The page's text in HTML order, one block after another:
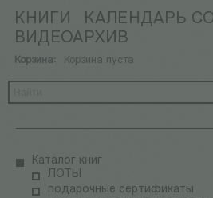
КНИГИ
КАЛЕНДАРЬ
ВИДЕОАРХИВ
Корзина: Корзина пуста
Каталог книг
ЛОТЫ
подарочные сертификаты